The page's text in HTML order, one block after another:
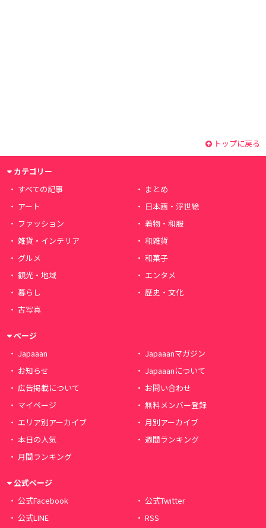
トップに戻る
カテゴリー
すべての記事
まとめ
アート
日本画・浮世絵
ファッション
着物・和服
雑貨・インテリア
和雑貨
グルメ
和菓子
観光・地域
エンタメ
暮らし
歴史・文化
古写真
ページ
Japaaan
Japaaanマガジン
お知らせ
Japaaanについて
広告掲載について
お問い合わせ
マイページ
無料メンバー登録
エリア別アーカイブ
月別アーカイブ
本日の人気
週間ランキング
月間ランキング
公式ページ
公式Facebook
公式Twitter
公式LINE
RSS